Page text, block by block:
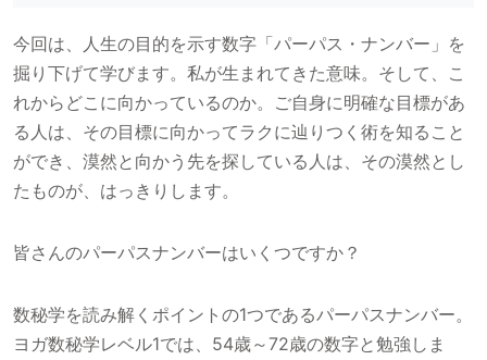
今回は、人生の目的を示す数字「パーパス・ナンバー」を
掘り下げて学びます。私が生まれてきた意味。そして、こ
れからどこに向かっているのか。ご自身に明確な目標があ
る人は、その目標に向かってラクに辿りつく術を知ること
ができ、漠然と向かう先を探している人は、その漠然とし
たものが、はっきりします。
皆さんのパーパスナンバーはいくつですか？
数秘学を読み解くポイントの1つであるパーパスナンバー。
ヨガ数秘学レベル1では、54歳～72歳の数字と勉強しま